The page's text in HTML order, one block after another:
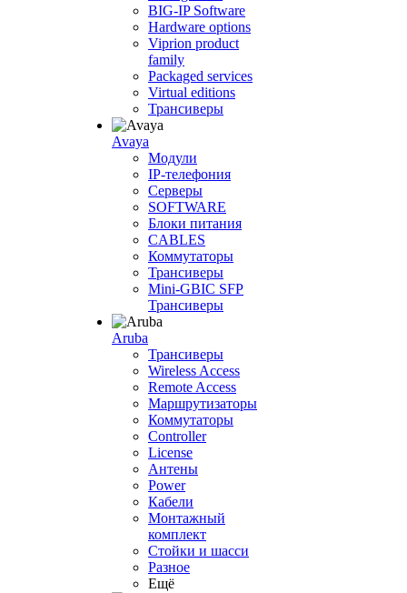
BIG-IP Software
Hardware options
Viprion product
family
Packaged services
Virtual editions
Трансиверы
Avaya
Модули
IP-телефония
Серверы
SOFTWARE
Блоки питания
CABLES
Коммутаторы
Трансиверы
Mini-GBIC SFP
Трансиверы
Aruba
Трансиверы
Wireless Access
Remote Access
Маршрутизаторы
Коммутаторы
Controller
License
Антены
Power
Кабели
Монтажный
комплект
Стойки и шасси
Разное
Ещё